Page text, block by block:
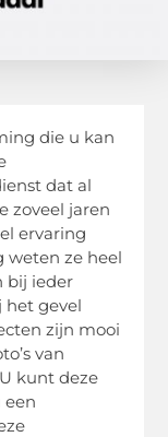
die u kan
dat al
zoveel jaren
ervaring
weten ze heel
bij ieder
het gevel
zijn mooi
van
kunt deze
een